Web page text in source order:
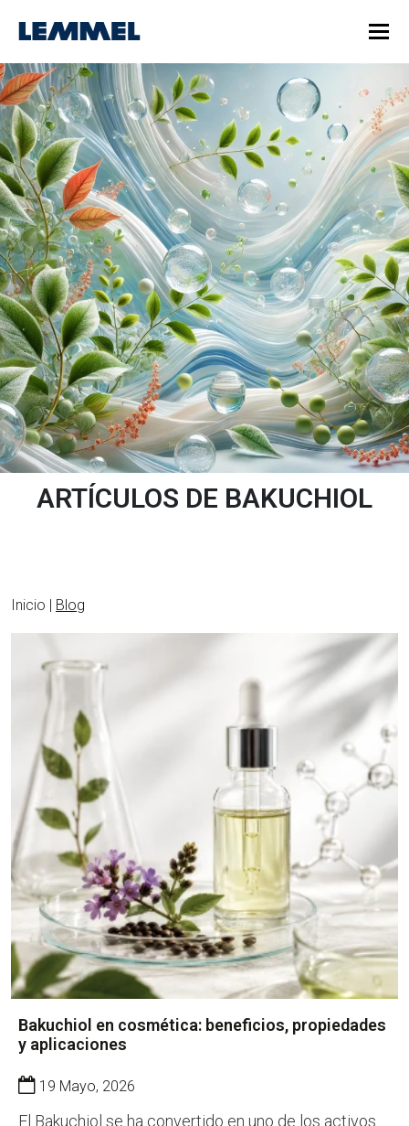
ARTÍCULOS DE BAKUCHIOL
Inicio | Blog
Bakuchiol en cosmética: beneficios, propiedades
y aplicaciones
19 Mayo, 2026
El Bakuchiol se ha convertido en uno de los activos